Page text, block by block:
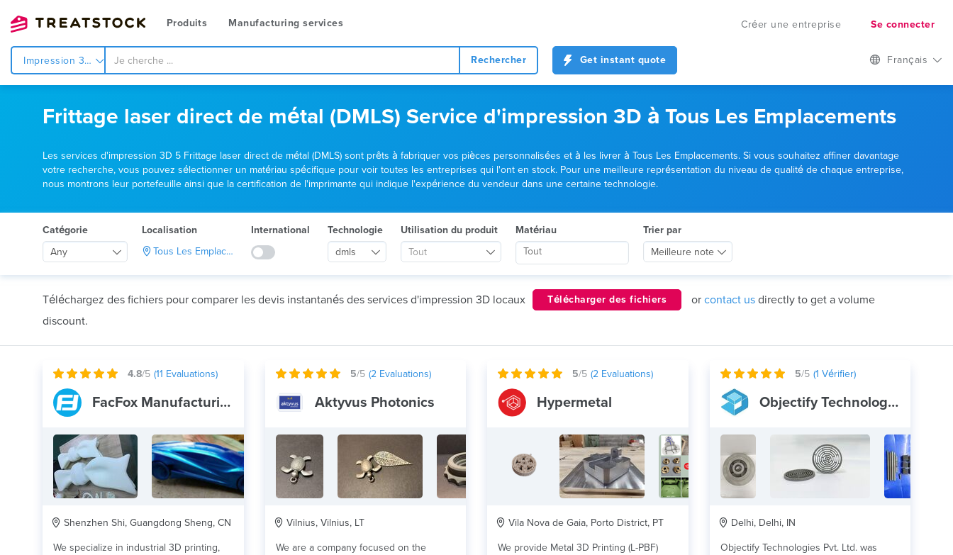
Produits Manufacturing services Créer une entreprise Se connecter
Impression 3d Rechercher Get instant quote Français
Frittage laser direct de métal (DMLS) Service d'impression 3D à Tous Les Emplacements
Les services d'impression 3D 5 Frittage laser direct de métal (DMLS) sont prêts à fabriquer vos pièces personnalisées et à les livrer à Tous Les Emplacements. Si vous souhaitez affiner davantage
votre recherche, vous pouvez sélectionner un matériau spécifique pour voir toutes les entreprises qui l'ont en stock. Pour une meilleure représentation du niveau de qualité de chaque entreprise,
nous montrons leur portefeuille ainsi que la certification de l'imprimante qui indique l'expérience du vendeur dans une certaine technologie.
Catégorie
Any
Localisation
Tous Les Emplacements
International
Technologie
dmls
Utilisation du produit
Tout
Matériau
Trier par
Meilleure note
Téléchargez des fichiers pour comparer les devis instantanés des services d'impression 3D locaux Télécharger des fichiers or contact us directly to get a volume
discount.
4.8/5 (11 Evaluations)
FacFox Manufacturing Center
Shenzhen Shi, Guangdong Sheng, CN
We specialize in industrial 3D printing,
5/5 (2Evaluations)
Aktyvus Photonics
Vilnius, Vilnius, LT
We are a company focused on the
5/5 (2 Evaluations)
Hypermetal
Vila Nova de Gaia, Porto District, PT
We provide Metal 3D Printing (L-PBF)
5/5 (1 Vérifier)
Objectify Technologies Pvt. Ltd.
Delhi, Delhi, IN
Objectify Technologies Pvt. Ltd. was